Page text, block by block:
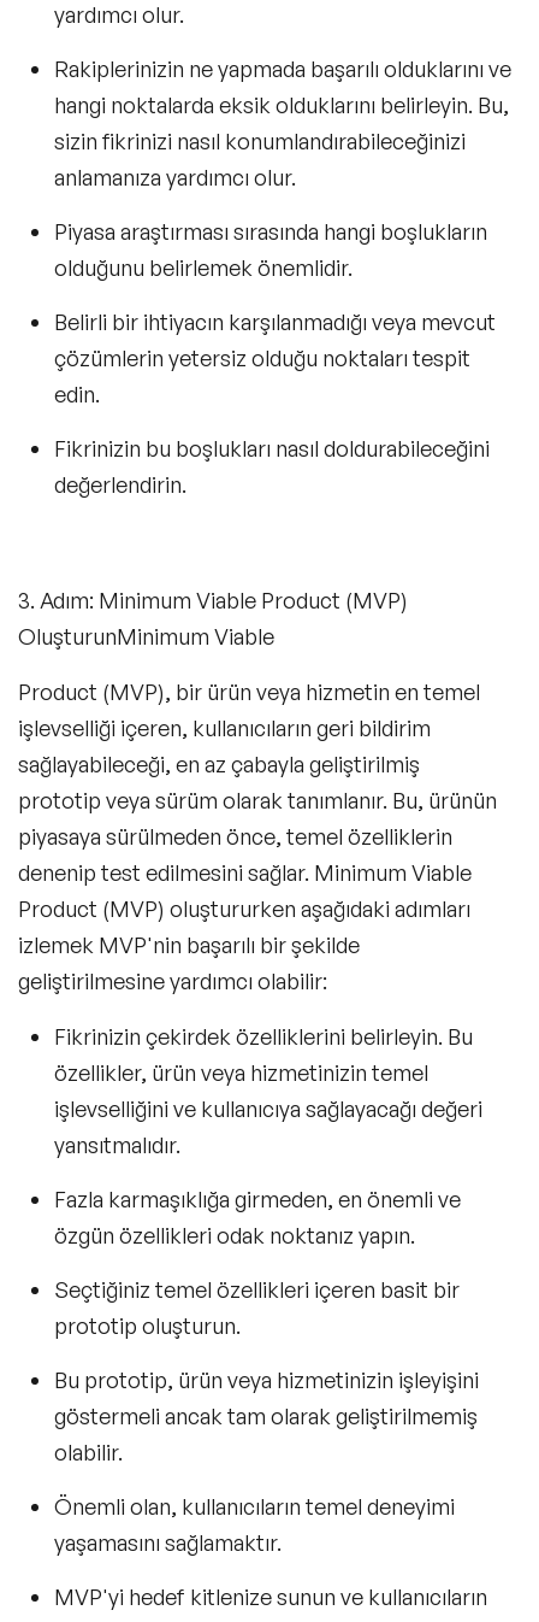
yardımcı olur.
Rakiplerinizin ne yapmada başarılı olduklarını ve
hangi noktalarda eksik olduklarını belirleyin. Bu,
sizin fikrinizi nasıl konumlandırabileceğinizi
anlamanıza yardımcı olur.
Piyasa araştırması sırasında hangi boşlukların
olduğunu belirlemek önemlidir.
Belirli bir ihtiyacın karşılanmadığı veya mevcut
çözümlerin yetersiz olduğu noktaları tespit
edin.
Fikrinizin bu boşlukları nasıl doldurabileceğini
değerlendirin.
3. Adım: Minimum Viable Product (MVP)
OluşturunMinimum Viable
Product (MVP), bir ürün veya hizmetin en temel
işlevselliği içeren, kullanıcıların geri bildirim
sağlayabileceği, en az çabayla geliştirilmiş
prototip veya sürüm olarak tanımlanır. Bu, ürünün
piyasaya sürülmeden önce, temel özelliklerin
denenip test edilmesini sağlar. Minimum Viable
Product (MVP) oluştururken aşağıdaki adımları
izlemek MVP'nin başarılı bir şekilde
geliştirilmesine yardımcı olabilir:
Fikrinizin çekirdek özelliklerini belirleyin. Bu
özellikler, ürün veya hizmetinizin temel
işlevselliğini ve kullanıcıya sağlayacağı değeri
yansıtmalıdır.
Fazla karmaşıklığa girmeden, en önemli ve
özgün özellikleri odak noktanız yapın.
Seçtiğiniz temel özellikleri içeren basit bir
prototip oluşturun.
Bu prototip, ürün veya hizmetinizin işleyişini
göstermeli ancak tam olarak geliştirilmemiş
olabilir.
Önemli olan, kullanıcıların temel deneyimi
yaşamasını sağlamaktır.
MVP'yi hedef kitlenize sunun ve kullanıcıların